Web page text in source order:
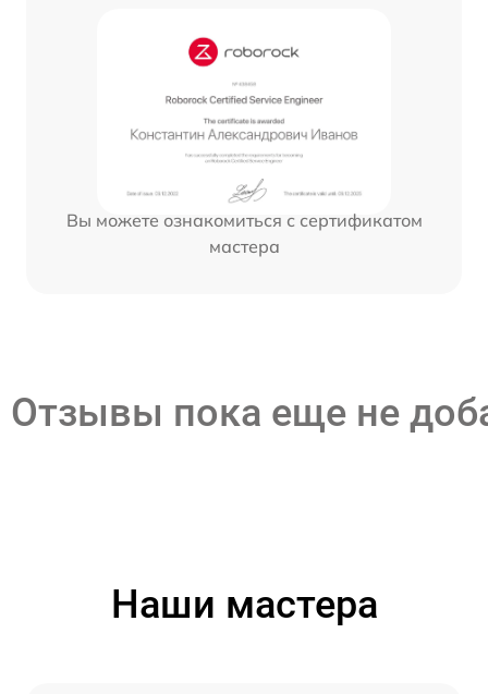
Вы можете ознакомиться с сертификатом
мастера
Отзывы пока еще не
Наши мастера